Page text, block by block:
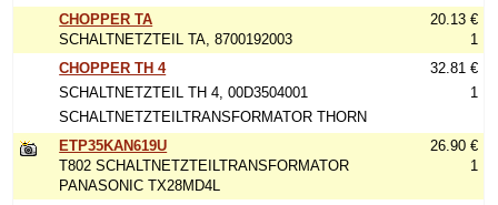
CHOPPER TA
SCHALTNETZTEIL TA, 8700192003
20.13 €
1
CHOPPER TH 4
SCHALTNETZTEIL TH 4, 00D3504001
SCHALTNETZTEILTRANSFORMATOR THORN
32.81 €
1
ETP35KAN619U
T802 SCHALTNETZTEILTRANSFORMATOR
PANASONIC TX28MD4L
26.90 €
1